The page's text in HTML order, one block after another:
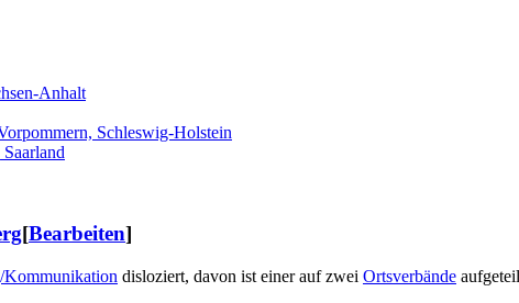
Anhalt
Schleswig-Holstein
[Bearbeiten]
Kommunikation disloziert, davon ist einer auf zwei Ortsverbände